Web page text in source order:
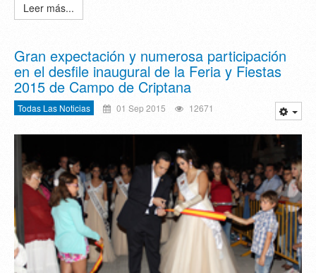
Leer más...
Gran expectación y numerosa participación
en el desfile inaugural de la Feria y Fiestas
2015 de Campo de Criptana
Todas Las Noticias 01 Sep 2015 12671